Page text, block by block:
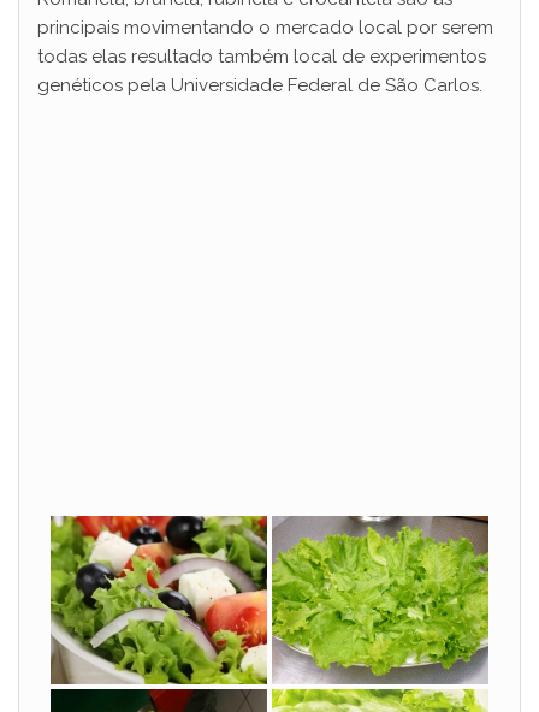
principais movimentando o mercado local por serem
todas elas resultado também local de experimentos
genéticos pela Universidade Federal de São Carlos.